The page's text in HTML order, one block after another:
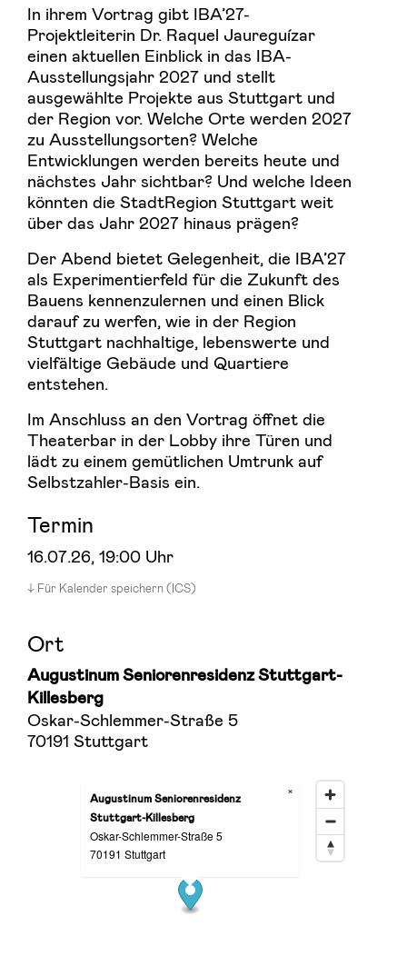
In ihrem Vortrag gibt IBA’27-
Projektleiterin Dr. Raquel Jaureguízar
einen aktuellen Einblick in das IBA-
Ausstellungsjahr 2027 und stellt
ausgewählte Projekte aus Stuttgart und
der Region vor. Welche Orte werden 2027
zu Ausstellungsorten? Welche
Entwicklungen werden bereits heute und
nächstes Jahr sichtbar? Und welche Ideen
könnten die StadtRegion Stuttgart weit
über das Jahr 2027 hinaus prägen?
Der Abend bietet Gelegenheit, die IBA’27
als Experimentierfeld für die Zukunft des
Bauens kennenzulernen und einen Blick
darauf zu werfen, wie in der Region
Stuttgart nachhaltige, lebenswerte und
vielfältige Gebäude und Quartiere
entstehen.
Im Anschluss an den Vortrag öffnet die
Theaterbar in der Lobby ihre Türen und
lädt zu einem gemütlichen Umtrunk auf
Selbstzahler-Basis ein.
Termin
16.07.26, 19:00 Uhr
Für Kalender speichern (ICS)
Ort
Augustinum Seniorenresidenz Stuttgart-
Killesberg
Oskar-Schlemmer-Straße 5
70191 Stuttgart
Augustinum Seniorenresidenz
Stuttgart-Killesberg
Oskar-Schlemmer-Straße 5
70191 Stuttgart
×